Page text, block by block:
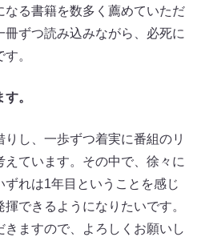
なる書籍を数多く薦めていただ
ずつ読み込みながら、必死に
。
。
し、一歩ずつ着実に番組のリ
えています。その中で、徐々に
れは1年目ということを感じ
できるようになりたいです。
ますので、よろしくお願いし